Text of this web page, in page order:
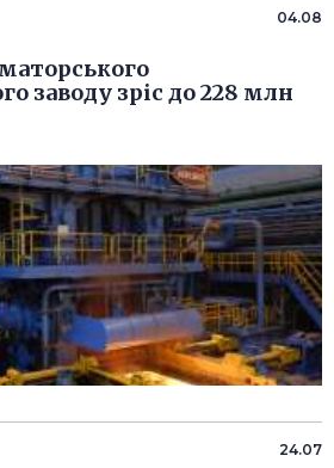
04.08
заводу зріс до 228 млн
24.07